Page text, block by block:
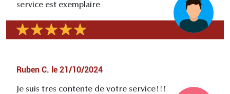
service est exemplaire
Ruben C. le 21/10/2024
Je suis tres contente de votre service!!!